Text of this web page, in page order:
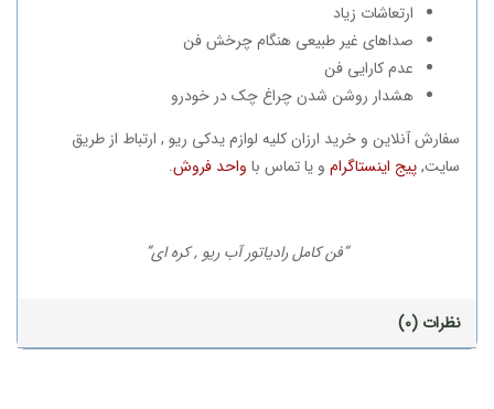
ارتعاشات زیاد
صداهای غیر طبیعی هنگام چرخش فن
عدم کارایی فن
هشدار روشن شدن چراغ چک در خودرو
سفارش آنلاین و خرید ارزان کلیه لوازم یدکی ریو , ارتباط از طریق
سایت,پیج اینستاگرام و یا تماس با واحد فروش.
“فن کامل رادیاتور آب ریو , کره ای”
نظرات (0)